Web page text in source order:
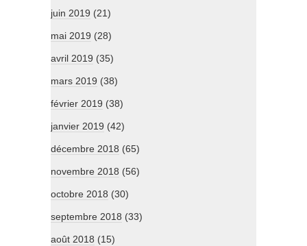
juin 2019 (21)
mai 2019 (28)
avril 2019 (35)
mars 2019 (38)
février 2019 (38)
janvier 2019 (42)
décembre 2018 (65)
novembre 2018 (56)
octobre 2018 (30)
septembre 2018 (33)
août 2018 (15)